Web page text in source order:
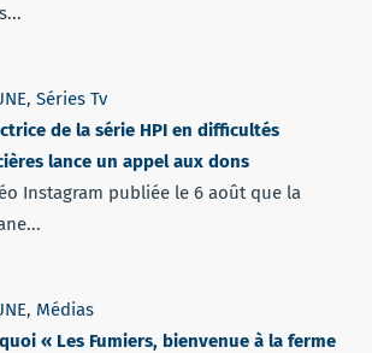
, Séries Tv
de la série HPI en difficultés
lance un appel aux dons
Instagram publiée le 6 août que la
, Médias
quoi « Les Fumiers, bienvenue à la ferme